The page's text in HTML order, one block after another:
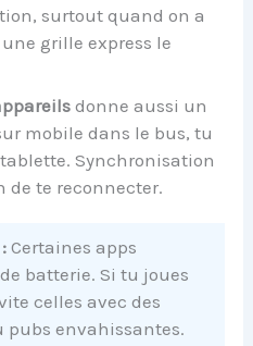
surtout quand on a
grille express le
donne aussi un
mobile dans le bus, tu
Synchronisation
de te reconnecter.
Certaines apps
batterie. Si tu joues
celles avec des
envahissantes.